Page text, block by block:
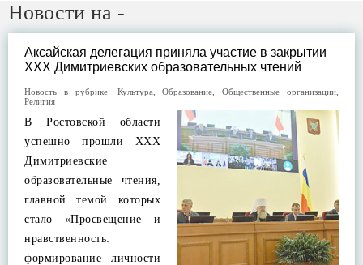
Новости на -
Аксайская делегация приняла участие в закрытии
XXX Димитриевских образовательных чтений
Новость в рубрике: Культура ,Образование ,Общественные организации
Религия
В Ростовской области
успешно прошли XXX
Димитриевские
образовательные чтения,
главной темой которых
стало «Просвещение и
нравственность:
формирование личности